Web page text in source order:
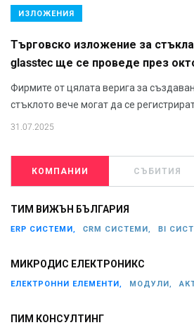
ИЗЛОЖЕНИЯ
Търговско изложение за
glasstec ще се проведе през
Фирмите от цялата верига за
стъклото вече могат да се
31.07.2025
КОМПАНИИ СЪБИТИЯ
ТИМ ВИЖЪН БЪЛГАРИЯ
ERP СИСТЕМИ, CRM СИСТЕМИ, BI
МИКРОДИС ЕЛЕКТРОНИКС
ЕЛЕКТРОННИ ЕЛЕМЕНТИ, МОДУЛИ,
ПИМ КОНСУЛТИНГ